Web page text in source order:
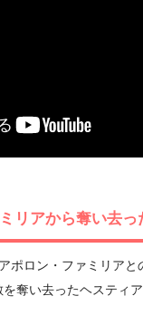
リアから奪い去っ
ポロン・ファミリアと
奪い去ったヘスティア